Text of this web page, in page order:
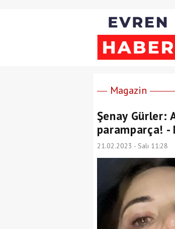
Magazin
Şenay Gürler:
paramparça! -
21.02.2023 - Salı 11:28